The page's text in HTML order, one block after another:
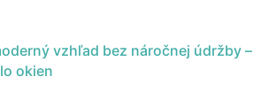
vzhľad bez náročnej údržby –
okien